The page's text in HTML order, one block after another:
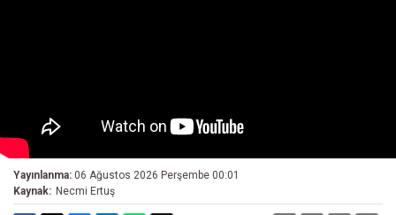
Yayınlanma: 06 Ağustos 2026 Perşembe 00:01
Kaynak: Necmi Ertuş